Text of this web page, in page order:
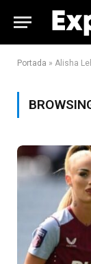
Portada » Alisha